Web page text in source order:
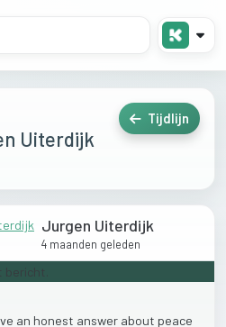
Uiterdijk
Tijdlijn
Jurgen Uiterdijk
4 maanden geleden
an honest answer about peace